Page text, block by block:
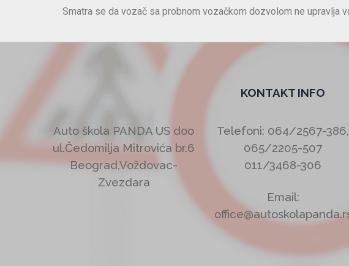
Smatra se da vozač sa probnom vozačkom dozvolom ne upravlja
KONTAKT INFO
Auto škola PANDA US doo
ul.Čedomilja Mitrovića br.6
Beograd,Voždovac-
Zvezdara
Telefoni: 064/2567-386,
065/2205-507
011/3468-306
Email: